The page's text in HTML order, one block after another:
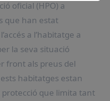
que han estat
a l’habitatge a
la seva situació
front als preus del
habitatges estan
que limita tant